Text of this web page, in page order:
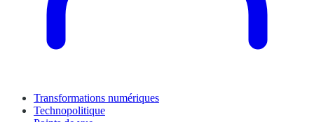
Transformations numériques
Technopolitique